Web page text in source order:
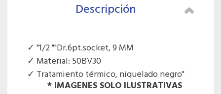
Descripción
"1/2 ""Dr.6pt.socket, 9 MM
Material: 50BV30
Tratamiento térmico, niquelado negro"
* IMAGENES SOLO ILUSTRATIVAS